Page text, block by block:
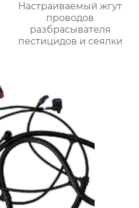
Настраиваемый жгут
проводов
разбрасывателя
пестицидов и сеялки